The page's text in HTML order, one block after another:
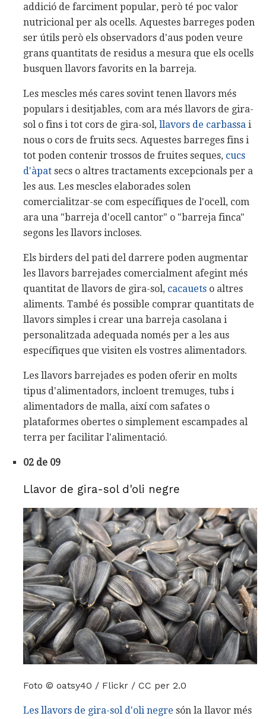
addició de farciment popular, però té poc valor
nutricional per als ocells. Aquestes barreges poden
ser útils però els observadors d'aus poden veure
grans quantitats de residus a mesura que els ocells
busquen llavors favorits en la barreja.
Les mescles més cares sovint tenen llavors més
populars i desitjables, com ara més llavors de gira-
sol o fins i tot cors de gira-sol, llavors de carbassa i
nous o cors de fruits secs. Aquestes barreges fins i
tot poden contenir trossos de fruites seques, cucs
d'àpat secs o altres tractaments excepcionals per a
les aus. Les mescles elaborades solen
comercialitzar-se com específiques de l'ocell, com
ara una "barreja d'ocell cantor" o "barreja finca"
segons les llavors incloses.
Els birders del pati del darrere poden augmentar
les llavors barrejades comercialment afegint més
quantitat de llavors de gira-sol, cacauets o altres
aliments. També és possible comprar quantitats de
llavors simples i crear una barreja casolana i
personalitzada adequada només per a les aus
específiques que visiten els vostres alimentadors.
Les llavors barrejades es poden oferir en molts
tipus d'alimentadors, incloent tremuges, tubs i
alimentadors de malla, així com safates o
plataformes obertes o simplement escampades al
terra per facilitar l'alimentació.
02 de 09
Llavor de gira-sol d'oli negre
Foto © oatsy40 / Flickr / CC per 2.0
Les llavors de gira-sol d'oli negre són la llavor més